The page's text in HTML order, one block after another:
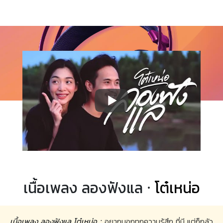
เนื้อเพลง ลองฟังแล · โต๋เหน่อ